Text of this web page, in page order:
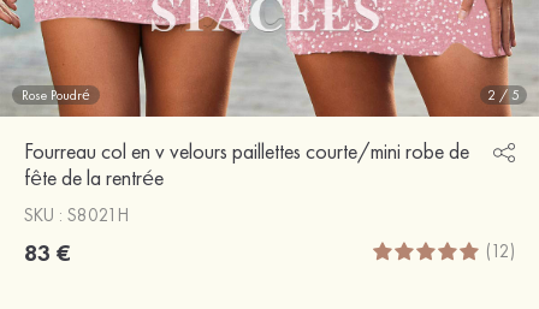
Rose Poudré 2 /5
Fourreau col en v velours paillettes courte/mini robe de
fête de la rentrée
SKU : S8021H
83 € (12)